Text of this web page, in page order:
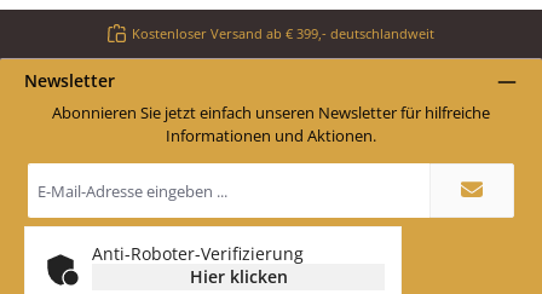
Kostenloser Versand ab € 399,- deutschlandweit
Newsletter
Abonnieren Sie jetzt einfach unseren Newsletter für hilfreiche
Informationen und Aktionen.
Mail-
Adresse
*
Anti-Roboter-Verifizierung
Hier klicken